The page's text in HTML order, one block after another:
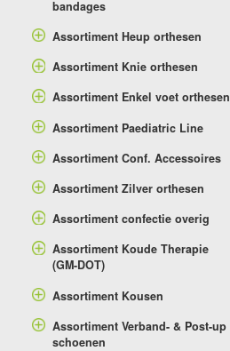
bandages
Assortiment Heup orthesen
Assortiment Knie orthesen
Assortiment Enkel voet orthesen
Assortiment Paediatric Line
Assortiment Conf. Accessoires
Assortiment Zilver orthesen
Assortiment confectie overig
Assortiment Koude Therapie
(GM-DOT)
Assortiment Kousen
Assortiment Verband- & Post-up
schoenen